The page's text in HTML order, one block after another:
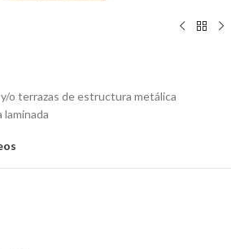
o terrazas de estructura metálica